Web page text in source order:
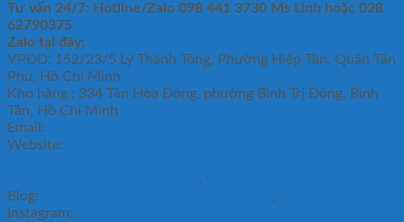
Tư vấn 24/7: Hotline/Zalo 098 441 3730 Ms Linh hoặc 028
62790375
Zalo tại đây:
VPĐD: 152/23/5 Lý Thánh Tông, Phường Hiệp Tân, Quận Tân
Phú, Hồ Chí Minh
Kho hàng : 334 Tân Hòa Đông, phường Bình Trị Đông, Bình
Tân, Hồ Chí Minh
Email:
Website:
,
Blog:
,
Instagram: